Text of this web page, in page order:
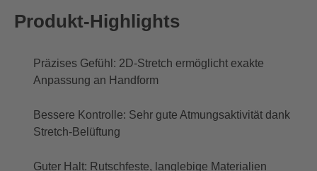
Produkt-Highlights
Präzises Gefühl: 2D-Stretch ermöglicht exakte
Anpassung an Handform
Bessere Kontrolle: Sehr gute Atmungsaktivität dank
Stretch-Belüftung
Guter Halt: Rutschfeste, langlebige Materialien